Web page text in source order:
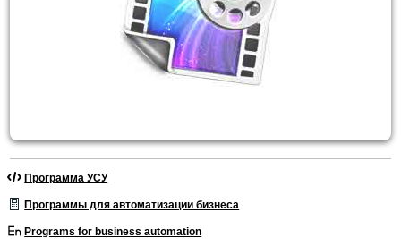
Программа УСУ
Программы для автоматизации бизнеса
Programs for business automation